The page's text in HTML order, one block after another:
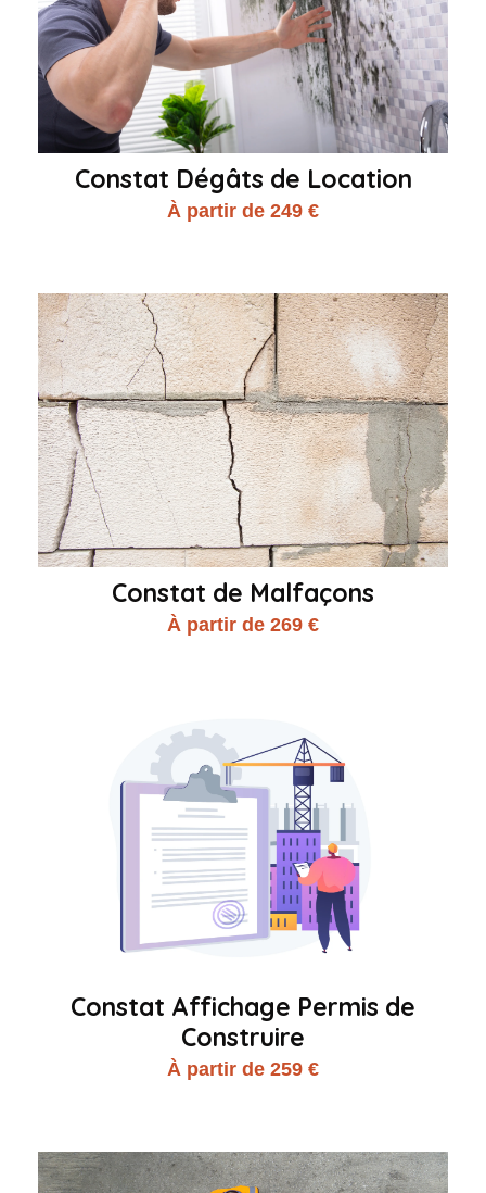
Constat Dégâts de Location
À partir de 249 €
Constat de Malfaçons
À partir de 269 €
Constat Affichage Permis de
Construire
À partir de 259 €